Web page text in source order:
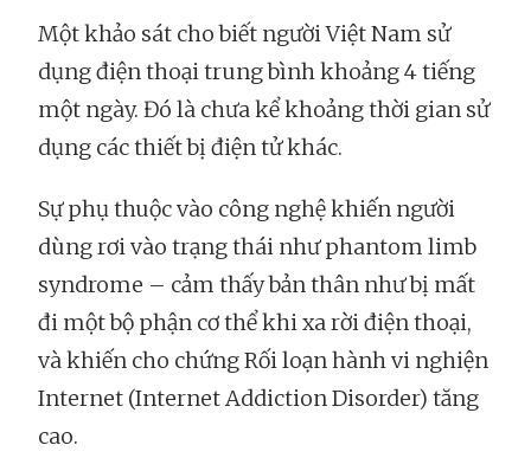
Một khảo sát cho biết người Việt Nam sử
dụng điện thoại trung bình khoảng 4 tiếng
một ngày. Đó là chưa kể khoảng thời gian sử
dụng các thiết bị điện tử khác.
Sự phụ thuộc vào công nghệ khiến người
dùng rơi vào trạng thái như phantom limb
syndrome – cảm thấy bản thân như bị mất
đi một bộ phận cơ thể khi xa rời điện thoại,
và khiến cho chứng Rối loạn hành vi nghiện
Internet (Internet Addiction Disorder) tăng
cao.